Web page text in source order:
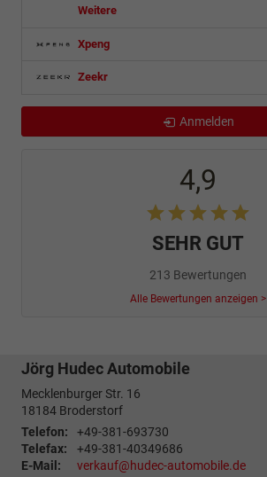
Weitere
Xpeng
Zeekr
Anmelden
4,9
SEHR GUT
213 Bewertungen
Alle Bewertungen anzeigen >
Jörg Hudec Automobile
Mecklenburger Str. 16
18184 Broderstorf
Telefon:
+49-381-693730
Telefax:
+49-381-40349686
E-Mail:
verkauf@hudec-automobile.de